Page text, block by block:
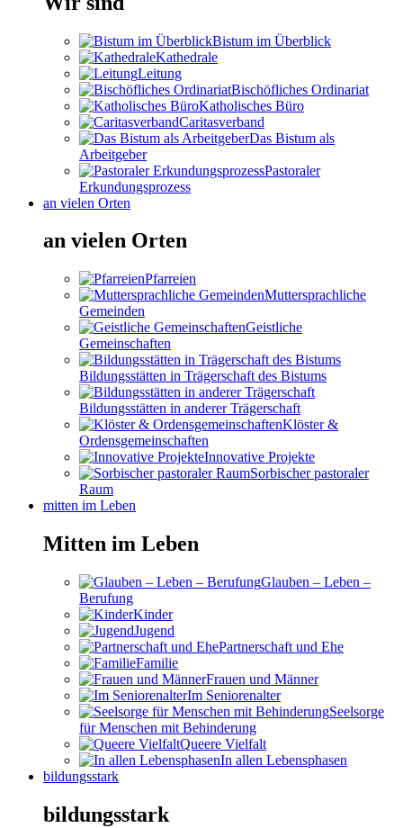
Bistum im Überblick
Kathedrale
Leitung
Bischöfliches Ordinariat
Katholisches Büro
Caritasverband
Das Bistum als
Arbeitgeber
Pastoraler
Erkundungsprozess
an vielen Orten
an vielen Orten
Pfarreien
Muttersprachliche
Gemeinden
Geistliche
Gemeinschaften
Bildungsstätten in Trägerschaft des Bistums
Bildungsstätten in anderer Trägerschaft
Klöster &
Ordensgemeinschaften
Innovative Projekte
Sorbischer pastoraler
Raum
mitten im Leben
Mitten im Leben
Glauben – Leben –
Berufung
Kinder
Jugend
Partnerschaft und Ehe
Familie
Frauen und Männer
Im Seniorenalter
Seelsorge
für Menschen mit Behinderung
Queere Vielfalt
In allen Lebensphasen
bildungsstark
bildungsstark